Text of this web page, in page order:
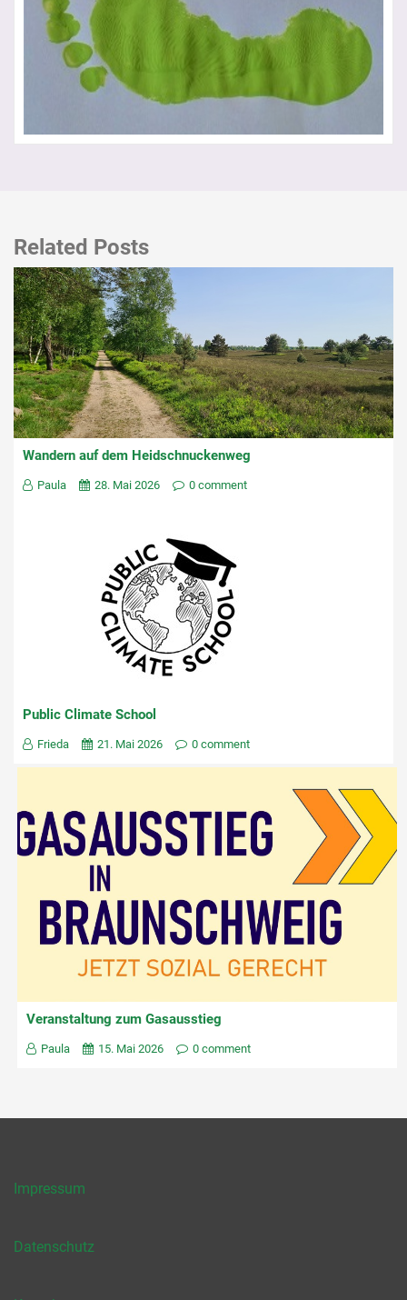
Related Posts
Wandern auf dem Heidschnuckenweg
Paula 28. Mai 2026 0 comment
Public Climate School
Frieda 21. Mai 2026 0 comment
Veranstaltung zum Gasausstieg
Paula 15. Mai 2026 0 comment
Impressum
Datenschutz